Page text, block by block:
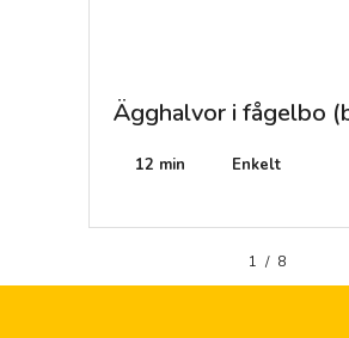
Ägghalvor i fågelbo
12 min Enkelt
1 / 8